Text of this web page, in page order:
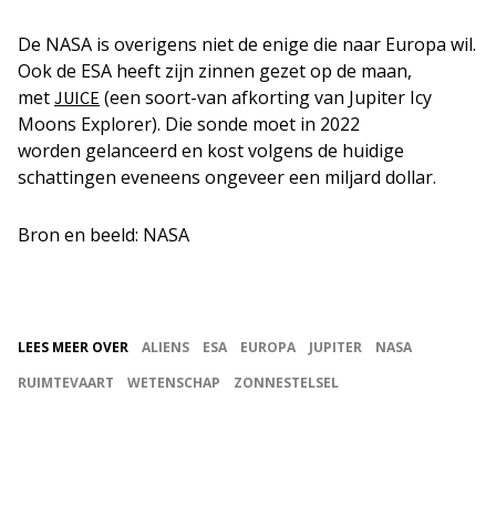
De NASA is overigens niet de enige die naar Europa wil.
Ook de ESA heeft zijn zinnen gezet op de maan,
met JUICE (een soort-van afkorting van Jupiter Icy
Moons Explorer). Die sonde moet in 2022
worden gelanceerd en kost volgens de huidige
schattingen eveneens ongeveer een miljard dollar.
Bron en beeld: NASA
LEES MEER OVER ALIENS ESA EUROPA JUPITER
NASA
RUIMTEVAART
WETENSCHAP ZONNESTELSEL